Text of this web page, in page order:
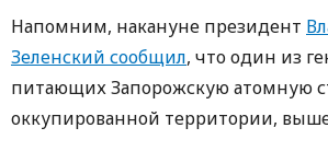
Напомним, накануне президент
Зеленский сообщил, что один из
питающих Запорожскую атомную
оккупированной территории,